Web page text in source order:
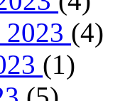
2023 (4)
(1)